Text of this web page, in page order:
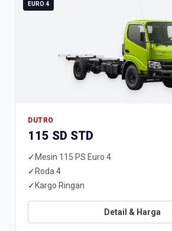
EURO 4
DUTRO
115 SD STD
✓ Mesin 115 PS Euro 4
✓ Roda 4
✓ Kargo Ringan
Detail & Harga